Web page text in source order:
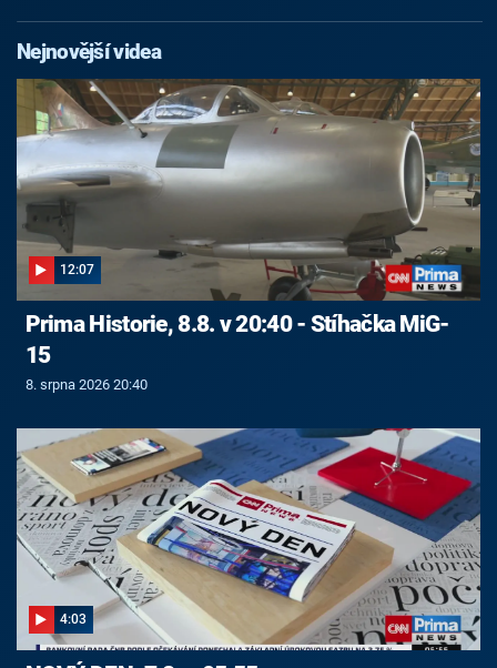
Nejnovější videa
12:07
Prima Historie, 8.8. v 20:40 - Stíhačka MiG-
15
8. srpna 2026 20:40
4:03